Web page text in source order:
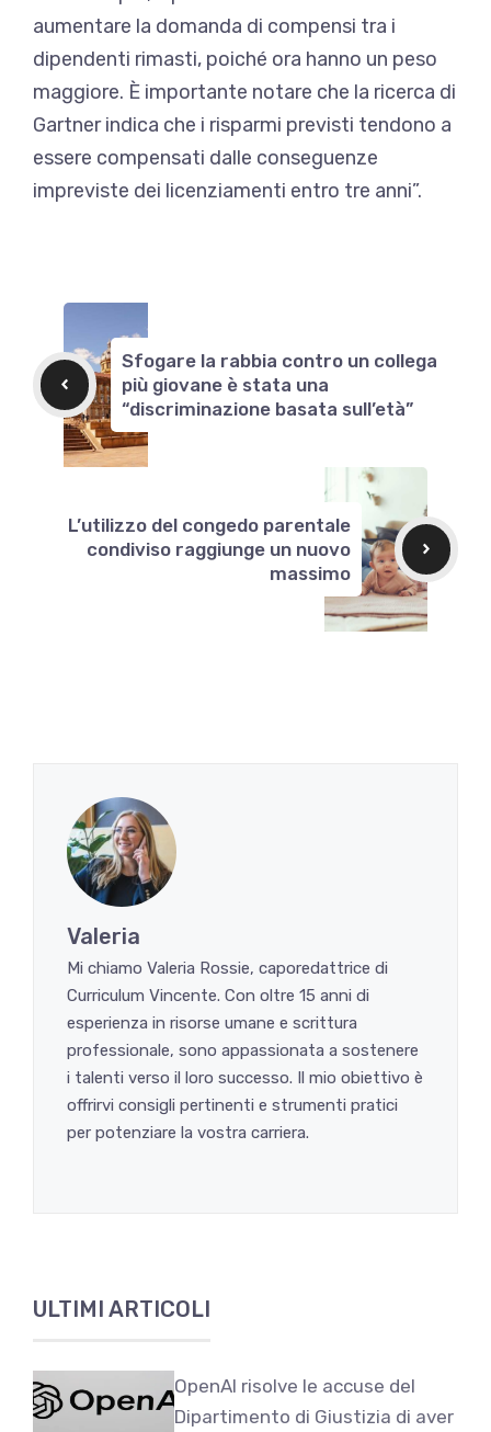
aumentare la domanda di compensi tra i
dipendenti rimasti, poiché ora hanno un peso
maggiore. È importante notare che la ricerca di
Gartner indica che i risparmi previsti tendono a
essere compensati dalle conseguenze
impreviste dei licenziamenti entro tre anni”.
Sfogare la rabbia contro un collega
più giovane è stata una
“discriminazione basata sull’età”
L’utilizzo del congedo parentale
condiviso raggiunge un nuovo
massimo
Valeria
Mi chiamo Valeria Rossie, caporedattrice di
Curriculum Vincente. Con oltre 15 anni di
esperienza in risorse umane e scrittura
professionale, sono appassionata a sostenere
i talenti verso il loro successo. Il mio obiettivo è
offrirvi consigli pertinenti e strumenti pratici
per potenziare la vostra carriera.
ULTIMI ARTICOLI
OpenAI risolve le accuse del
Dipartimento di Giustizia di aver